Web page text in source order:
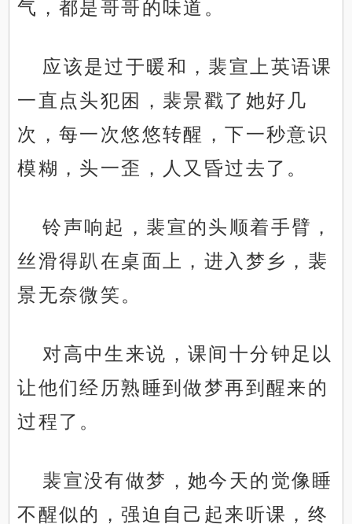
气，都是哥哥的味道。
应该是过于暖和，裴宣上英语课
一直点头犯困，裴景戳了她好几
次，每一次悠悠转醒，下一秒意识
模糊，头一歪，人又昏过去了。
铃声响起，裴宣的头顺着手臂，
丝滑得趴在桌面上，进入梦乡，裴
景无奈微笑。
对高中生来说，课间十分钟足以
让他们经历熟睡到做梦再到醒来的
过程了。
裴宣没有做梦，她今天的觉像睡
不醒似的，强迫自己起来听课，终